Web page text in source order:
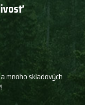
mnoho skladových